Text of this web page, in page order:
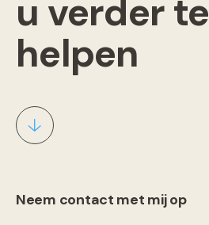
u verder te
helpen
Neem contact met mij op